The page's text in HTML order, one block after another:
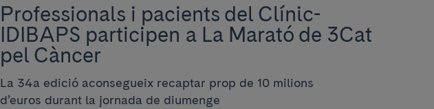
Professionals i pacients del Clínic-
IDIBAPS participen a La Marató de 3Cat
pel Càncer
La 34a edició aconsegueix recaptar prop de 10 milions
d’euros durant la jornada de diumenge